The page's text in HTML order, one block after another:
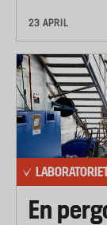
23 APRIL
En